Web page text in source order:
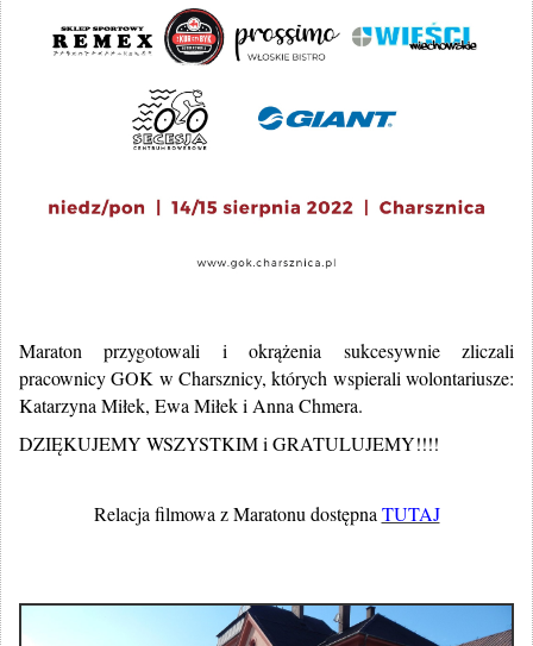
Maraton przygotowali i okrążenia sukcesywnie zliczali
pracownicy GOK w Charsznicy, których wspierali wolontariusze:
Katarzyna Miłek, Ewa Miłek i Anna Chmera.
DZIĘKUJEMY WSZYSTKIM i GRATULUJEMY!!!!
Relacja filmowa z Maratonu dostępna TUTAJ